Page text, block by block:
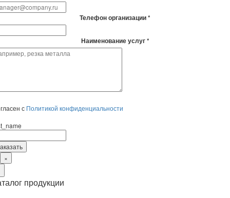
Телефон организации *
Наименование услуг *
с Политикой конфиденциальности
×
продукции